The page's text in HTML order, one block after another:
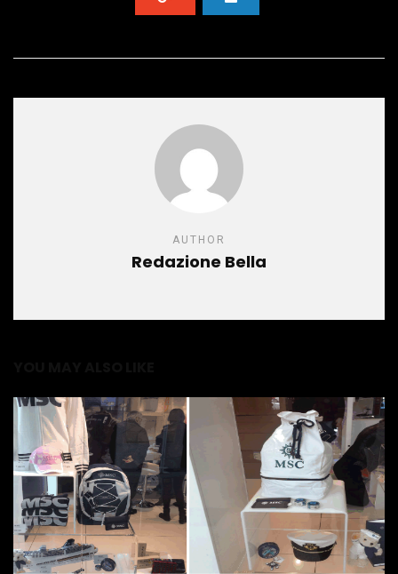
AUTHOR
Redazione Bella